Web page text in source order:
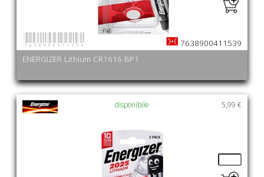
ENERGIZER Lithium CR1616 BP1
7638900411539
5,99 €
disponibile